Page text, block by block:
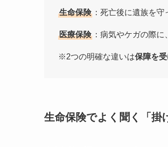
生命保険 ：死亡後に遺族を
医療保険 ：病気やケガの際
※2つの明確な違いは保障を
生命保険でよく聞く「掛